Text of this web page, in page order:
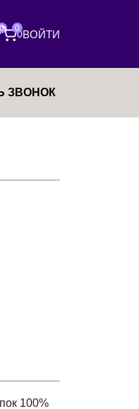
0 0
0ВОЙТИ
ЗВОНОК
100%